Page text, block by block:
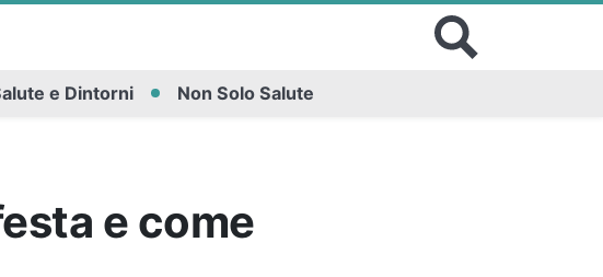
e Dintorni Non Solo Salute
e come